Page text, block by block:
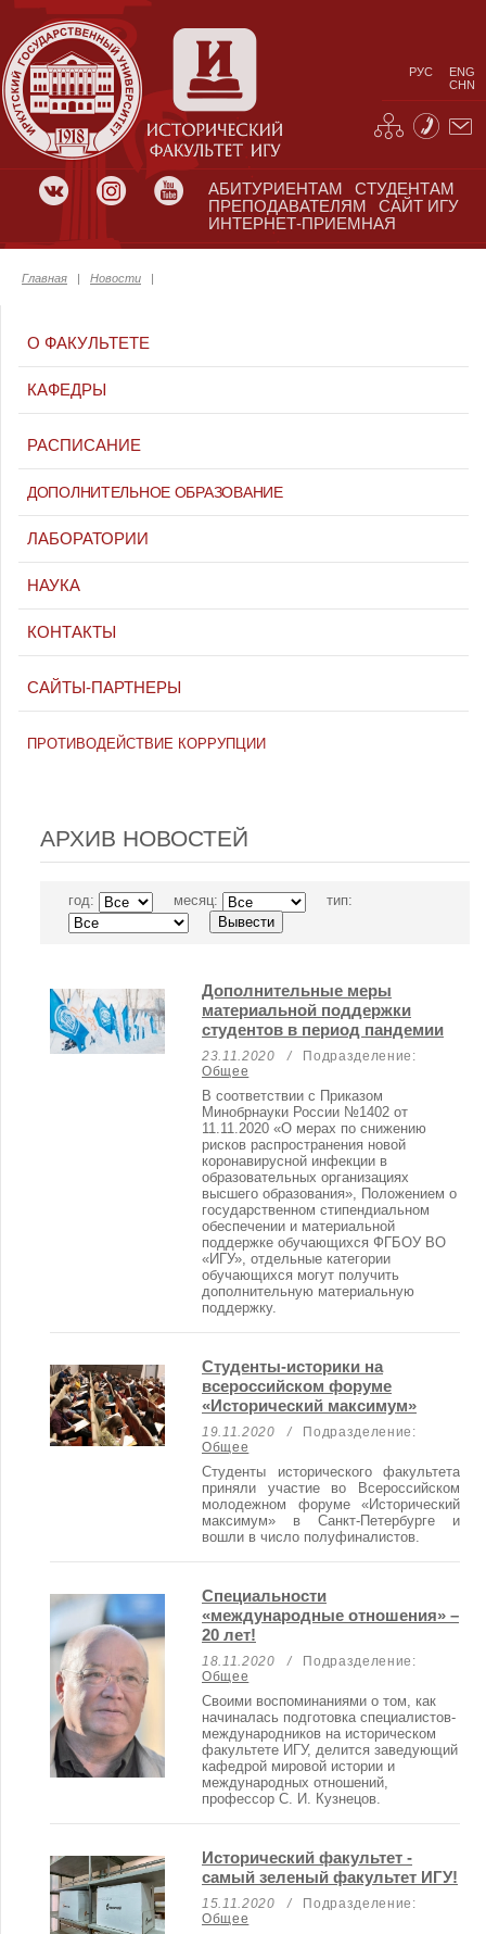
РУС
ENG
CHN
АБИТУРИЕНТАМ
СТУДЕНТАМ
ПРЕПОДАВАТЕЛЯМ
САЙТ ИГУ
ИНТЕРНЕТ-ПРИЕМНАЯ
Главная | Новости |
О ФАКУЛЬТЕТЕ
КАФЕДРЫ
РАСПИСАНИЕ
ДОПОЛНИТЕЛЬНОЕ ОБРАЗОВАНИЕ
ЛАБОРАТОРИИ
НАУКА
КОНТАКТЫ
САЙТЫ-ПАРТНЕРЫ
ПРОТИВОДЕЙСТВИЕ КОРРУПЦИИ
АРХИВ НОВОСТЕЙ
год: месяц: тип:
Дополнительные меры
материальной поддержки
студентов в период пандемии
23.11.2020 /Подразделение:
Общее
В соответствии с Приказом
Минобрнауки России №1402 от
11.11.2020 «О мерах по снижению
рисков распространения новой
коронавирусной инфекции в
образовательных организациях
высшего образования», Положением о
государственном стипендиальном
обеспечении и материальной
поддержке обучающихся ФГБОУ ВО
«ИГУ», отдельные категории
обучающихся могут получить
дополнительную материальную
поддержку.
Студенты-историки на
всероссийском форуме
«Исторический максимум»
19.11.2020 /Подразделение:
Общее
Студенты исторического факультета
приняли участие во Всероссийском
молодежном форуме «Исторический
максимум» в Санкт-Петербурге и
вошли в число полуфиналистов.
Специальности
«международные отношения» –
20 лет!
18.11.2020 /Подразделение:
Общее
Своими воспоминаниями о том, как
начиналась подготовка специалистов-
международников на историческом
факультете ИГУ, делится заведующий
кафедрой мировой истории и
международных отношений,
профессор С. И. Кузнецов.
Исторический факультет -
самый зеленый факультет ИГУ!
15.11.2020 /Подразделение:
Общее